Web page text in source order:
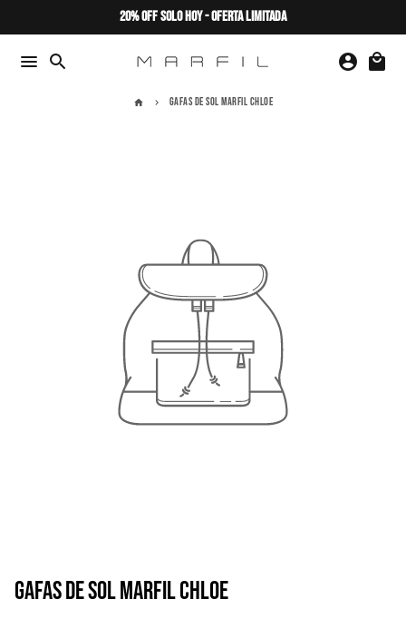
directamente
20% OFF SOLO HOY - OFERTA LIMITADA
menu search account_circle local_mall
home keyboard_arrow_right GAFAS DE SOL MARFIL CHLOE
GAFAS DE SOL MARFIL CHLOE